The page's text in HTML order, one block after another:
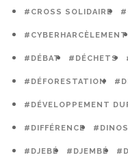
#CROSS SOLIDAIRE
#CYBERHARCÈLEMENT
#DÉBAT #DÉCHETS
#DÉFORESTATION
#DÉVELOPPEMENT
#DIFFÉRENCE
#DJEBÉ #DJEMBÉ